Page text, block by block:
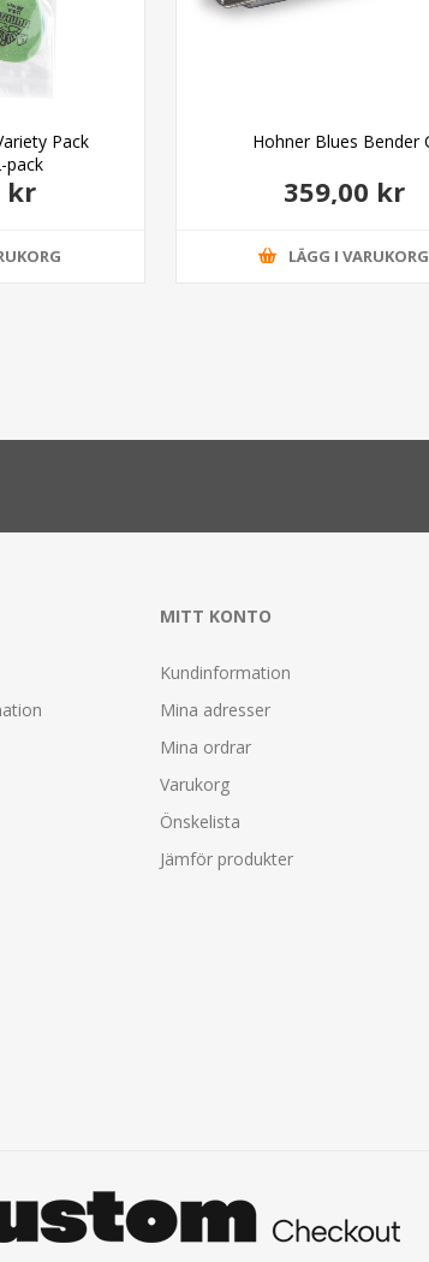
Pack
pack
kr
Hohner Blues Bender
359,00 kr
LÄGG I VARUKORG
MITT KONTO
Kundinformation
Mina adresser
Mina ordrar
Varukorg
Önskelista
Jämför produkter